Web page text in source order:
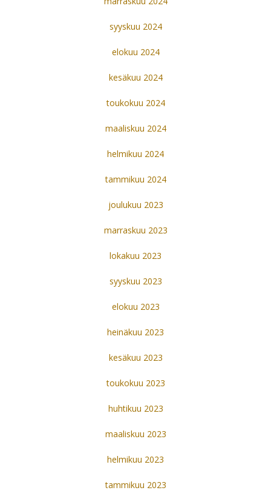
syyskuu 2024
elokuu 2024
kesäkuu 2024
toukokuu 2024
maaliskuu 2024
helmikuu 2024
tammikuu 2024
joulukuu 2023
marraskuu 2023
lokakuu 2023
syyskuu 2023
elokuu 2023
heinäkuu 2023
kesäkuu 2023
toukokuu 2023
huhtikuu 2023
maaliskuu 2023
helmikuu 2023
tammikuu 2023